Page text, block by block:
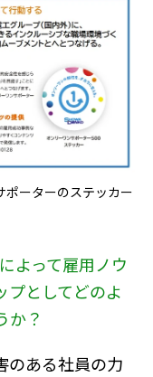
ーターのステッカー
よって雇用ノウ
プとしてどのよ
か？
のある社員の力